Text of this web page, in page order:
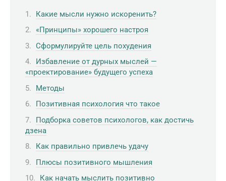
Какие мысли нужно искоренить?
«Принципы» хорошего настроя
Сформулируйте цель похудения
Избавление от дурных мыслей —
«проектирование» будущего успеха
Методы
Позитивная психология что такое
Подборка советов психологов, как достичь
дзена
Как правильно привлечь удачу
Плюсы позитивного мышления
Как начать мыслить позитивно